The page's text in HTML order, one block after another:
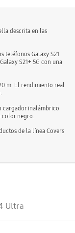
descrita en las
teléfonos Galaxy S21
S21+ 5G con una
m. El rendimiento real
cargador inalámbrico
negro.
de la línea Covers
Ultra